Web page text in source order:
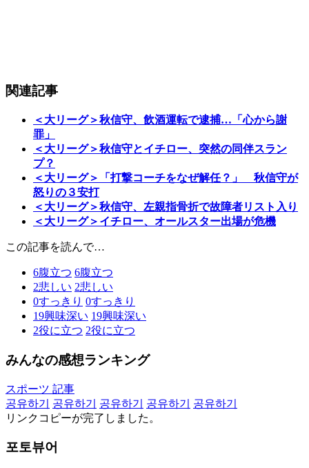
関連記事
＜大リーグ＞秋信守、飲酒運転で逮捕…「心から謝
罪」
＜大リーグ＞秋信守とイチロー、突然の同伴スラン
プ？
＜大リーグ＞「打撃コーチをなぜ解任？」 秋信守が
怒りの３安打
＜大リーグ＞秋信守、左親指骨折で故障者リスト入り
＜大リーグ＞イチロー、オールスター出場が危機
この記事を読んで…
6腹立つ 6腹立つ
2悲しい 2悲しい
0すっきり 0すっきり
19興味深い 19興味深い
2役に立つ 2役に立つ
みんなの感想ランキング
スポーツ 記事
공유하기
공유하기 공유하기 공유하기
공유하기
リンクコピーが完了しました。
포토뷰어